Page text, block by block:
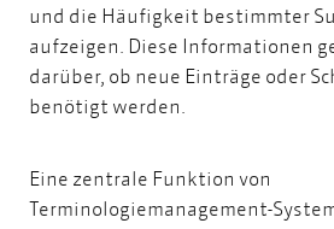
und die Häufigkeit bestimmter
aufzeigen. Diese Informationen
darüber, ob neue Einträge oder
benötigt werden.
Eine zentrale Funktion von
Terminologiemanagement-